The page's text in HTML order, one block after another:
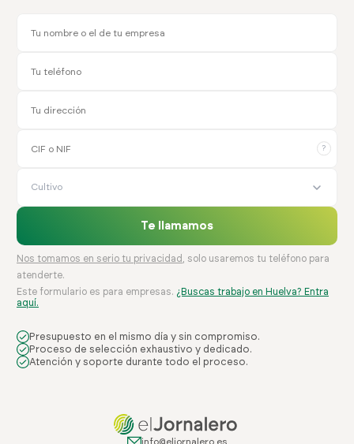
?
Cultivo
Te llamamos
Nos tomamos en serio tu privacidad
, solo usaremos tu teléfono para
atenderte.
Este formulario es para empresas. ¿Buscas trabajo en Huelva? Entra
aquí.
Presupuesto en el mismo día y sin compromiso.
Proceso de selección exhaustivo y dedicado.
Atención y soporte durante todo el proceso.
info@eljornalero.es